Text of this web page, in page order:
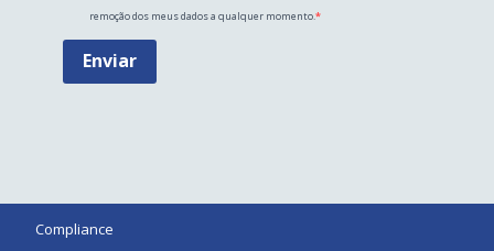
remoção dos meus dados a qualquer momento.
Enviar
Compliance